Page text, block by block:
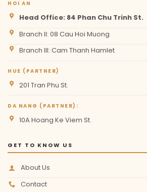
HOI AN
Head Office: 84 Phan Chu Trinh St.
Branch II: 08 Cau Hoi Muong
Branch III: Cam Thanh Hamlet
HUE (PARTNER)
201 Tran Phu St.
DA NANG (PARTNER):
10A Hoang Ke Viem St.
GET TO KNOW US
About Us
Contact